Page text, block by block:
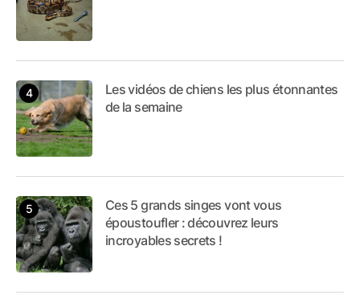
Les vidéos de chiens les plus étonnantes
de la semaine
Ces 5 grands singes vont vous
époustoufler : découvrez leurs
incroyables secrets !